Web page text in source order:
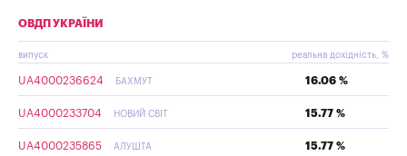
ОВДП УКРАЇНИ
випуск реальна дохідність, %
UA4000236624 БАХМУТ 16.06 %
UA4000233704 НОВИЙ СВІТ 15.77 %
UA4000235865 АЛУШТА 15.77 %